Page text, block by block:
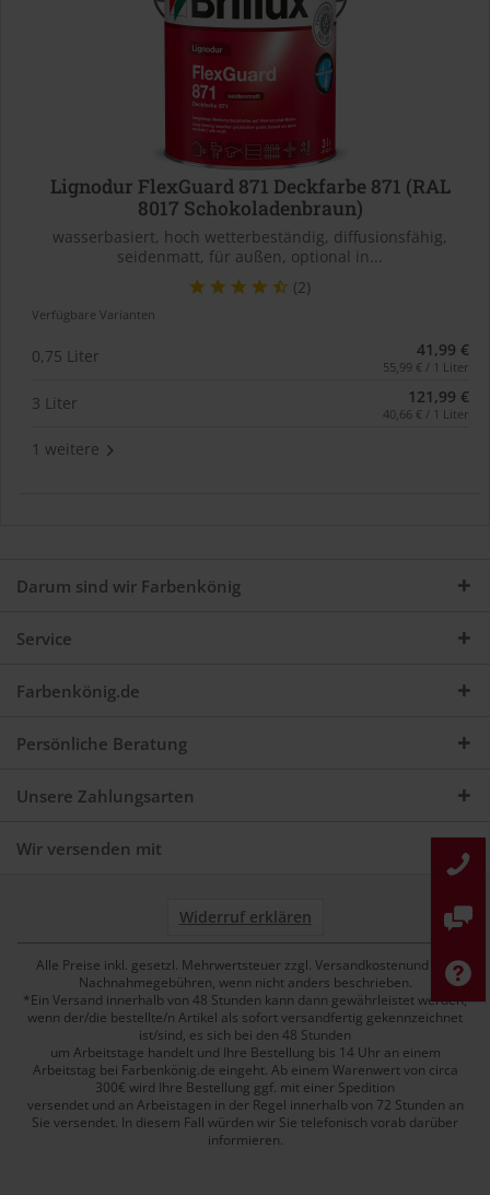
Lignodur FlexGuard 871 Deckfarbe 871 (RAL
8017 Schokoladenbraun)
wasserbasiert, hoch wetterbeständig, diffusionsfähig,
seidenmatt, für außen, optional in...
(2)
Verfügbare Varianten
0,75 Liter 41,99 €
55,99 € / 1 Liter
3 Liter 121,99 €
40,66 € / 1 Liter
1 weitere
Darum sind wir Farbenkönig
Service
Farbenkönig.de
Persönliche Beratung
Unsere Zahlungsarten
Wir versenden mit
Widerruf erklären
Alle Preise inkl. gesetzl. Mehrwertsteuer zzgl. Versandkostenund ggf.
Nachnahmegebühren, wenn nicht anders beschrieben.
*Ein Versand innerhalb von 48 Stunden kann dann gewährleistet werden,
wenn der/die bestellte/n Artikel als sofort versandfertig gekennzeichnet
ist/sind, es sich bei den 48 Stunden
um Arbeitstage handelt und Ihre Bestellung bis 14 Uhr an einem
Arbeitstag bei Farbenkönig.de eingeht. Ab einem Warenwert von circa
300€ wird Ihre Bestellung ggf. mit einer Spedition
versendet und an Arbeistagen in der Regel innerhalb von 72 Stunden an
Sie versendet. In diesem Fall würden wir Sie telefonisch vorab darüber
informieren.